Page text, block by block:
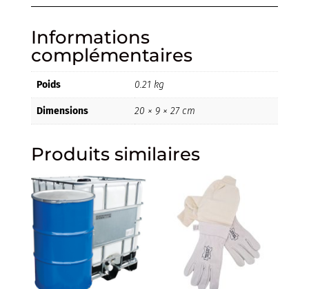
Informations
complémentaires
Poids 0.21 kg
Dimensions 20 × 9 × 27 cm
Produits similaires